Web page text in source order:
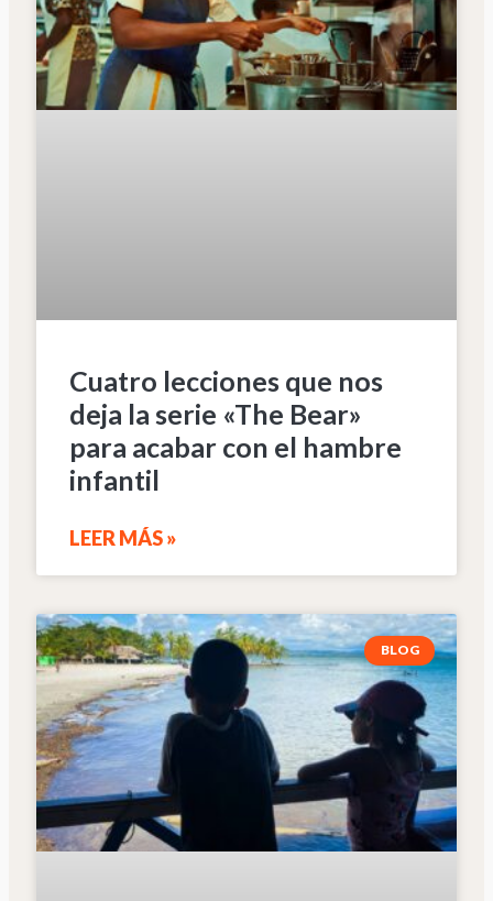
Cuatro lecciones que nos
deja la serie «The Bear»
para acabar con el hambre
infantil
LEER MÁS »
BLOG